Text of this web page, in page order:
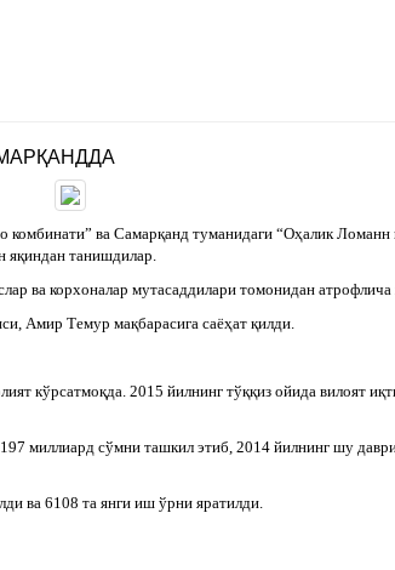
ва Самарқанд туманидаги “Оҳалик
яқиндан танишдилар.
ва корхоналар мутасаддилари томонидан
Амир Темур мақбарасига саёҳат қилди.
кўрсатмоқда. 2015 йилнинг тўққиз ойида вилоят
миллиард сўмни ташкил этиб, 2014 йилнинг шу
ва 6108 та янги иш ўрни яратилди.